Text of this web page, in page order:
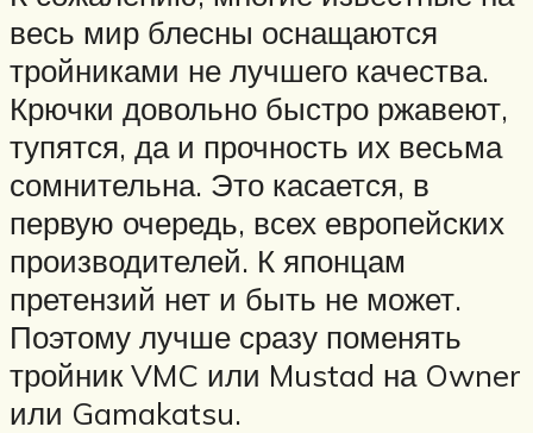
весь мир блесны оснащаются
тройниками не лучшего качества.
Крючки довольно быстро ржавеют,
тупятся, да и прочность их весьма
сомнительна. Это касается, в
первую очередь, всех европейских
производителей. К японцам
претензий нет и быть не может.
Поэтому лучше сразу поменять
тройник VMC или Mustad на Owner
или Gamakatsu.